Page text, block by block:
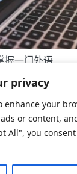
privacy
enhance your
or content,
All", you
握一门外语
13 年前的 TED 演
门外语》（How to
用户协议 隐私